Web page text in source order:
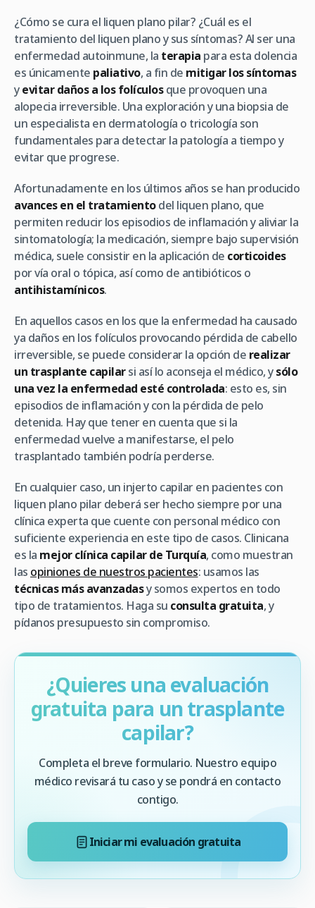
¿Cómo se cura el liquen plano pilar? ¿Cuál es el
tratamiento del liquen plano y sus síntomas? Al ser una
enfermedad autoinmune, la terapia para esta dolencia
es únicamente paliativo, a fin de mitigar los síntomas
yevitar daños a los folículosque provoquen una
alopecia irreversible. Una exploración y una biopsia de
un especialista en dermatología o tricología son
fundamentales para detectar la patología a tiempo y
evitar que progrese.
Afortunadamente en los últimos años se han producido
avances en el tratamientodel liquen plano, que
permiten reducir los episodios de inflamación y aliviar la
sintomatología; la medicación, siempre bajo supervisión
médica, suele consistir en la aplicación de corticoides
por vía oral o tópica, así como de antibióticos o
antihistamínicos.
En aquellos casos en los que la enfermedad ha causado
ya daños en los folículos provocando pérdida de cabello
irreversible, se puede considerar la opción de realizar
un trasplante capilarsi así lo aconseja el médico, ysólo
una vez la enfermedad esté controlada: esto es, sin
episodios de inflamación y con la pérdida de pelo
detenida. Hay que tener en cuenta que si la
enfermedad vuelve a manifestarse, el pelo
trasplantado también podría perderse.
En cualquier caso, un injerto capilar en pacientes con
liquen plano pilar deberá ser hecho siempre por una
clínica experta que cuente con personal médico con
suficiente experiencia en este tipo de casos. Clinicana
es la mejor clínica capilar de Turquía, como muestran
las opiniones de nuestros pacientes: usamos las
técnicas más avanzadasy somos expertos en todo
tipo de tratamientos. Haga su consulta gratuita, y
pídanos presupuesto sin compromiso.
¿Quieres una evaluación
gratuita para un trasplante
capilar?
Completa el breve formulario. Nuestro equipo
médico revisará tu caso y se pondrá en contacto
contigo.
Iniciar mi evaluación gratuita